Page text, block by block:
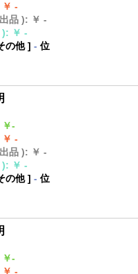
￥ -
品 ): ￥ -
): ￥ -
の他]- 位
￥-
￥ -
品 ): ￥ -
): ￥ -
の他]- 位
￥-
￥ -